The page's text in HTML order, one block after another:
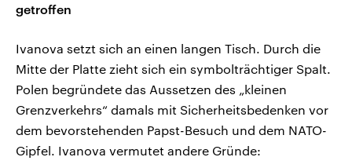
getroffen
Ivanova setzt sich an einen langen Tisch. Durch die
Mitte der Platte zieht sich ein symbolträchtiger Spalt.
Polen begründete das Aussetzen des „kleinen
Grenzverkehrs“ damals mit Sicherheitsbedenken vor
dem bevorstehenden Papst-Besuch und dem NATO-
Gipfel. Ivanova vermutet andere Gründe: